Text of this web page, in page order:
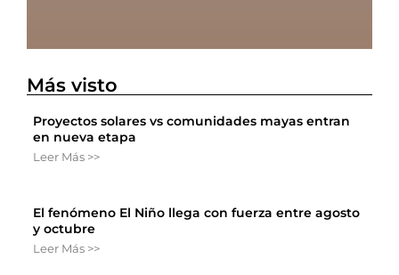
Más visto
Proyectos solares vs comunidades mayas entran
en nueva etapa
Leer Más >>
El fenómeno El Niño llega con fuerza entre agosto
y octubre
Leer Más >>